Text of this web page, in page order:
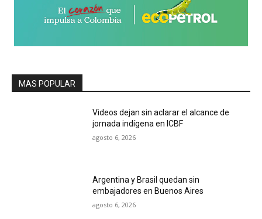
MAS POPULAR
Videos dejan sin aclarar el alcance de
jornada indígena en ICBF
agosto 6, 2026
Argentina y Brasil quedan sin
embajadores en Buenos Aires
agosto 6, 2026